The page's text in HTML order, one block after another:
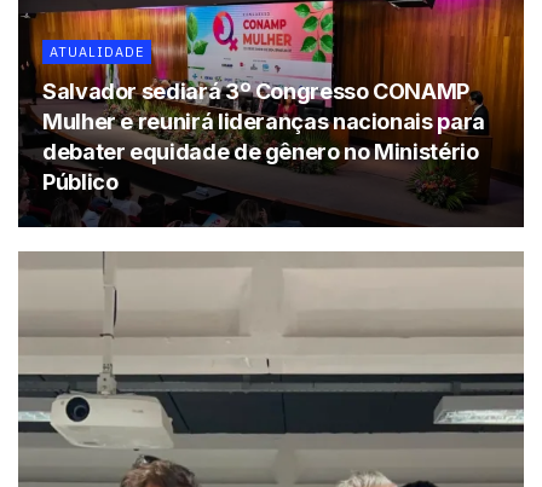
jurídico e institucional do Brasil, ampliando a presença de
pesquisadores baianos nas discussões que contribuem
para o aperfeiçoamento do Direito Constitucional e da
interpretação da Constituição Federal.
O Centro de Estudos Constitucionais do STF reúne
especialistas de diversas áreas para desenvolver
pesquisas, promover debates e subsidiar reflexões sobre
temas relevantes para a atuação da Suprema Corte.
da requalificação do Teatro Castro Alves.
Tags: destaque
ATUALIDADE
Salvador sediará 3º Congresso CONAMP
Mulher e reunirá lideranças nacionais para
debater equidade de gênero no Ministério
Público